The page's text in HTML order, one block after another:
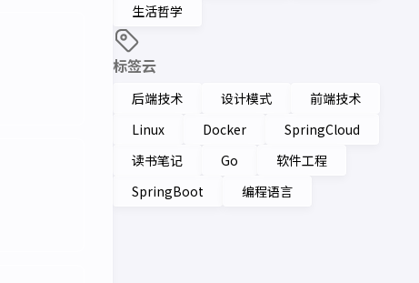
生活哲学
标签云
后端技术 设计模式
前端技术
Linux
Docker
SpringCloud
读书笔记
Go
软件工程
SpringBoot
编程语言